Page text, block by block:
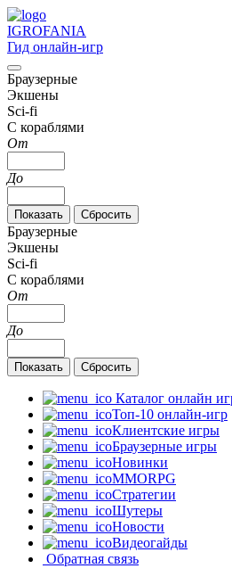
IGROFANIA
Гид онлайн-игр
Браузерные
Экшены
Sci-fi
С кораблями
От
До
Браузерные
Экшены
Sci-fi
С кораблями
От
До
Каталог онлайн
Топ-10 онлайн-игр
Клиентские игры
Браузерные игры
Новинки
MMORPG
Стратегии
Шутеры
Новости
Видеогайды
Обратная связь